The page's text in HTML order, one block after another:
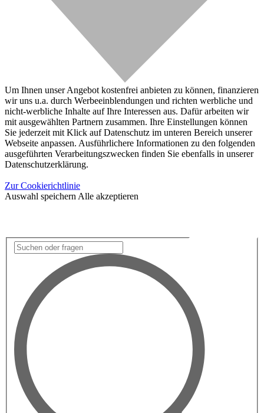
Um Ihnen unser Angebot kostenfrei anbieten zu können, finanzieren
wir uns u.a. durch Werbeeinblendungen und richten werbliche und
nicht-werbliche Inhalte auf Ihre Interessen aus. Dafür arbeiten wir
mit ausgewählten Partnern zusammen. Ihre Einstellungen können
Sie jederzeit mit Klick auf Datenschutz im unteren Bereich unserer
Webseite anpassen. Ausführlichere Informationen zu den folgenden
ausgeführten Verarbeitungszwecken finden Sie ebenfalls in unserer
Datenschutzerklärung.
Zur Cookierichtlinie
Auswahl speichern Alle akzeptieren